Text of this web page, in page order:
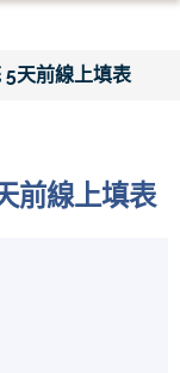
5天前線上填表
前線上填表